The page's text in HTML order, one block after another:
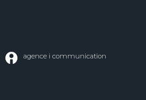
agence i communication